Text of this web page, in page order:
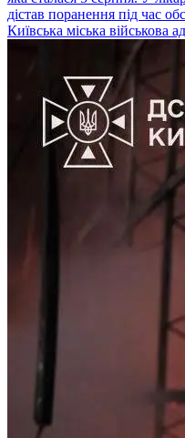
дістав поранення під час
Київська міська військова